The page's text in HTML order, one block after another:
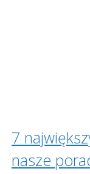
7
nasze